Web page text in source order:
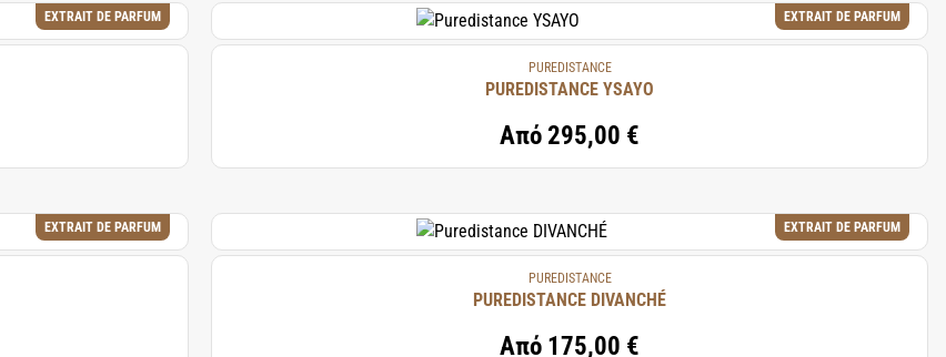
EXTRAIT DE PARFUM EXTRAIT DE PARFUM
PUREDISTANCE
PUREDISTANCE YSAYO
Από295,00 €
EXTRAIT DE PARFUM EXTRAIT DE PARFUM
PUREDISTANCE
PUREDISTANCE DIVANCHÉ
Από 175,00 €